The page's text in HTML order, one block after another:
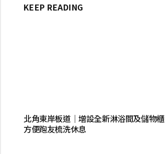
KEEP READING
北角東岸板道｜增設全新淋浴間及儲物櫃
方便跑友梳洗休息